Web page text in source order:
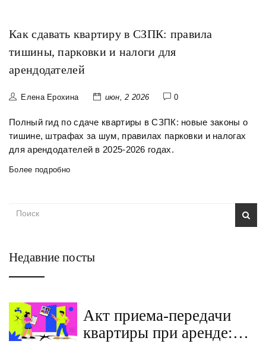
Как сдавать квартиру в СЗПК: правила
тишины, парковки и налоги для
арендодателей
Елена Ерохина июн, 2 2026 0
Полный гид по сдаче квартиры в СЗПК: новые законы о
тишине, штрафах за шум, правилах парковки и налогах
для арендодателей в 2025-2026 годах.
Более подробно
Недавние посты
Акт приема-передачи
квартиры при аренде: